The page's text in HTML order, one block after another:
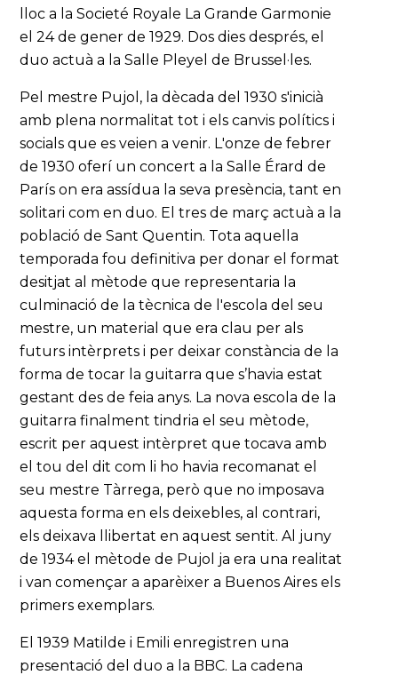
lloc a la Societé Royale La Grande Garmonie
el 24 de gener de 1929. Dos dies després, el
duo actuà a la Salle Pleyel de Brussel·les.
Pel mestre Pujol, la dècada del 1930 s'inicià
amb plena normalitat tot i els canvis polítics i
socials que es veien a venir. L'onze de febrer
de 1930 oferí un concert a la Salle Érard de
París on era assídua la seva presència, tant en
solitari com en duo. El tres de març actuà a la
població de Sant Quentin. Tota aquella
temporada fou definitiva per donar el format
desitjat al mètode que representaria la
culminació de la tècnica de l'escola del seu
mestre, un material que era clau per als
futurs intèrprets i per deixar constància de la
forma de tocar la guitarra que s’havia estat
gestant des de feia anys. La nova escola de la
guitarra finalment tindria el seu mètode,
escrit per aquest intèrpret que tocava amb
el tou del dit com li ho havia recomanat el
seu mestre Tàrrega, però que no imposava
aquesta forma en els deixebles, al contrari,
els deixava llibertat en aquest sentit. Al juny
de 1934 el mètode de Pujol ja era una realitat
i van començar a aparèixer a Buenos Aires els
primers exemplars.
El 1939 Matilde i Emili enregistren una
presentació del duo a la BBC. La cadena